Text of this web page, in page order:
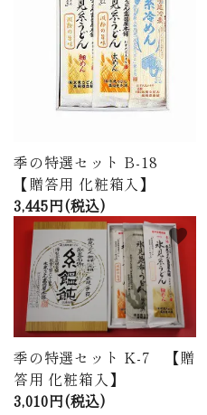
季の特選セット B-18
【贈答用 化粧箱入】
3,445円(税込)
季の特選セット K-7 【贈
答用 化粧箱入】
3,010円(税込)
favorite